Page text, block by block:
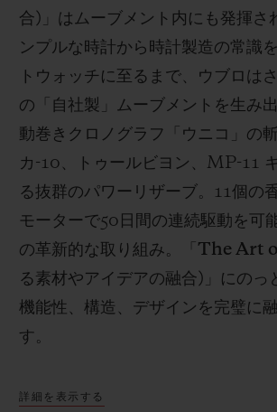
合) 」はムーブメント内にも発揮さ
ンプルな時計から時計製造の常識
トウォッチに至るまで、ウブロは
の「自社製」ムーブメントを生み
動巻きクロノグラフ「ウニコ」の
カ -10 、トゥールビヨン、 MP-11
る抜群のパワーリザーブ。 11個の
モーターで50 日間の連続駆動を可
の革新的な取り組み。「 The Art
る素材やアイデアの融合) 」にの
機能性、構造、デザインを完璧に
す。
詳細を表示する